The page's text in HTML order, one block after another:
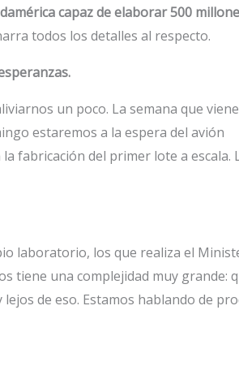
capaz de elaborar 500
todos los detalles al respecto.
un poco. La semana que viene
estaremos a la espera del avión
fabricación del primer lote a escala.
laboratorio, los que realiza el
tiene una complejidad muy grande:
de eso. Estamos hablando de